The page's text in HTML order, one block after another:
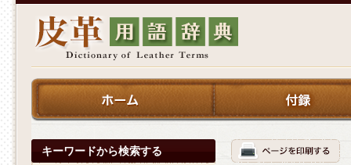
キーワードから検索する